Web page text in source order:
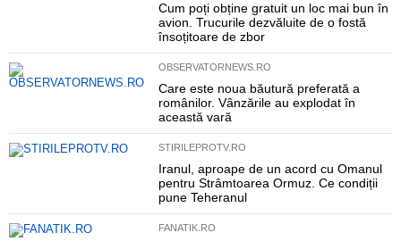
Cum poți obține gratuit un loc mai bun în
avion. Trucurile dezvăluite de o fostă
însoțitoare de zbor
OBSERVATORNEWS.RO
Care este noua băutură preferată a
românilor. Vânzările au explodat în
această vară
STIRILEPROTV.RO
Iranul, aproape de un acord cu Omanul
pentru Strâmtoarea Ormuz. Ce condiții
pune Teheranul
FANATIK.RO